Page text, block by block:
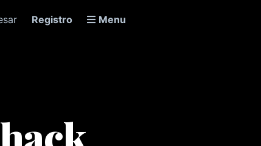
Registro Menu